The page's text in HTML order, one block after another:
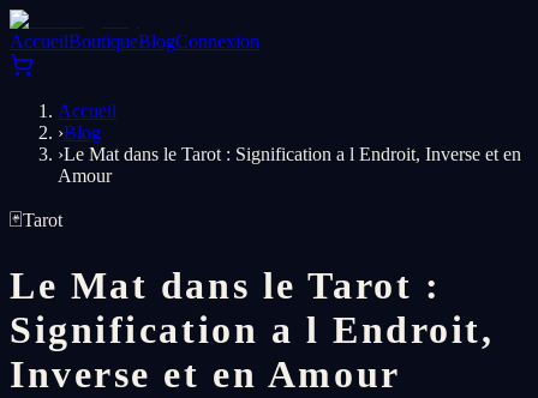
AccueilBoutiqueBlogConnexion
Accueil
›Blog
›Le Mat dans le Tarot : Signification a l Endroit, Inverse et en
Amour
🃏Tarot
Le Mat dans le Tarot :
Signification a l Endroit,
Inverse et en Amour